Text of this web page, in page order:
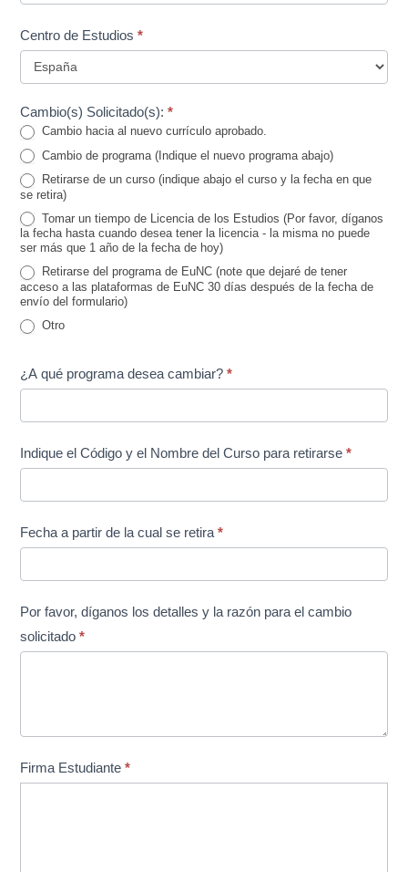
Centro de Estudios*
Cambio(s) Solicitado(s):*
Cambio hacia al nuevo currículo aprobado.
Cambio de programa (Indique el nuevo programa abajo)
Retirarse de un curso (indique abajo el curso y la fecha en que
se retira)
Tomar un tiempo de Licencia de los Estudios (Por favor, díganos
la fecha hasta cuando desea tener la licencia - la misma no puede
ser más que 1 año de la fecha de hoy)
Retirarse del programa de EuNC (note que dejaré de tener
acceso a las plataformas de EuNC 30 días después de la fecha de
envío del formulario)
Otro
¿A qué programa desea cambiar?*
Indique el Código y el Nombre del Curso para retirarse*
Fecha a partir de la cual se retira*
Por favor, díganos los detalles y la razón para el cambio
solicitado*
Firma Estudiante*